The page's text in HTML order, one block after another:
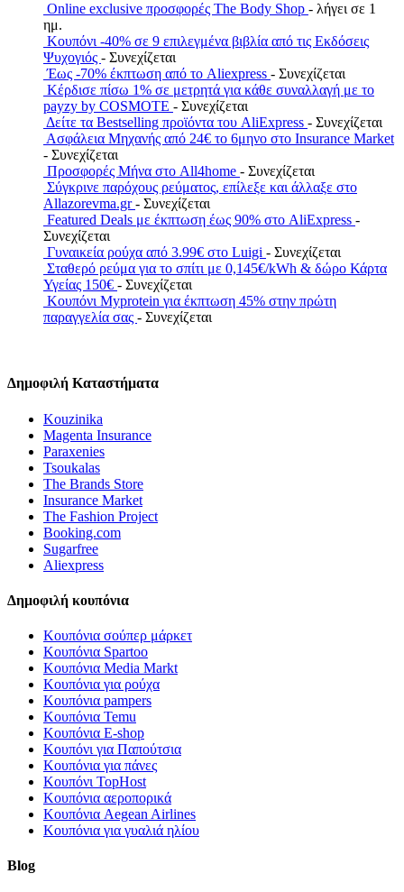
Online exclusive προσφορές The Body Shop - λήγει σε 1
ημ.
Κουπόνι -40% σε 9 επιλεγμένα βιβλία από τις Εκδόσεις
Ψυχογιός - Συνεχίζεται
Έως -70% έκπτωση από το Aliexpress - Συνεχίζεται
Κέρδισε πίσω 1% σε μετρητά για κάθε συναλλαγή με το
payzy by COSMOTE - Συνεχίζεται
Δείτε τα Bestselling προϊόντα του AliExpress - Συνεχίζεται
Ασφάλεια Μηχανής από 24€ το 6μηνο στο Insurance Market
- Συνεχίζεται
Προσφορές Μήνα στο All4home - Συνεχίζεται
Σύγκρινε παρόχους ρεύματος, επίλεξε και άλλαξε στο
Allazorevma.gr- Συνεχίζεται
Featured Deals με έκπτωση έως 90% στο AliExpress -
Συνεχίζεται
Γυναικεία ρούχα από 3.99€ στο Luigi - Συνεχίζεται
Σταθερό ρεύμα για το σπίτι με 0,145€/kWh & δώρο Κάρτα
Υγείας 150€ - Συνεχίζεται
Κουπόνι Myprotein για έκπτωση 45% στην πρώτη
παραγγελία σας - Συνεχίζεται
Δημοφιλή Καταστήματα
Kouzinika
Magenta Insurance
Paraxenies
Tsoukalas
The Brands Store
Insurance Market
The Fashion Project
Booking.com
Sugarfree
Aliexpress
Δημοφιλή κουπόνια
Κουπόνια σούπερ μάρκετ
Κουπόνια Spartoo
Κουπόνια Media Markt
Κουπόνια για ρούχα
Κουπόνια pampers
Κουπόνια Temu
Κουπόνια E-shop
Κουπόνι για Παπούτσια
Κουπόνια για πάνες
Κουπόνι TopHost
Κουπόνια αεροπορικά
Κουπόνια Aegean Airlines
Κουπόνια για γυαλιά ηλίου
Blog